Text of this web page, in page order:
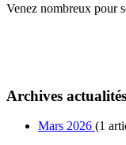
Venez nombreux pour
Archives actualités
Mars 2026 (1